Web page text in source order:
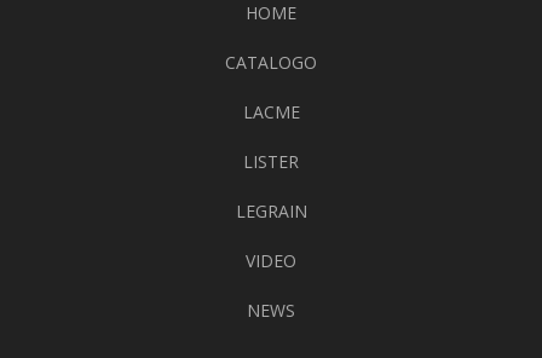
HOME
CATALOGO
LACME
LISTER
LEGRAIN
VIDEO
NEWS